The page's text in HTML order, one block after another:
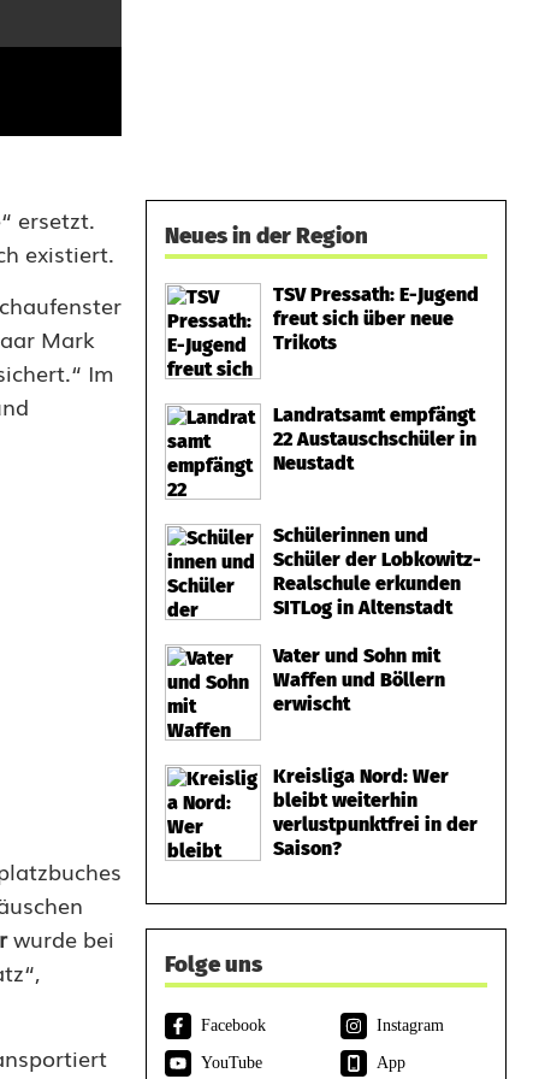
ersetzt.
existiert.
Mark
Im
wurde bei
Neues in der Region
TSV Pressath: E-Jugend
freut sich über neue
Trikots
Landratsamt empfängt
22 Austauschschüler in
Neustadt
Schülerinnen und
Schüler der Lobkowitz-
Realschule erkunden
SITLog in Altenstadt
Vater und Sohn mit
Waffen und Böllern
erwischt
Kreisliga Nord: Wer
bleibt weiterhin
verlustpunktfrei in der
Saison?
Folge uns
Facebook
Instagram
YouTube
App